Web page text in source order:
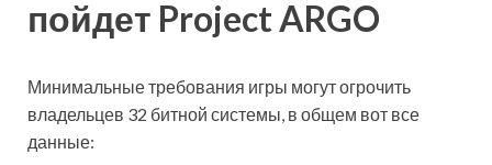
пойдет Project ARGO
Минимальные требования игры могут огрочить
владельцев 32 битной системы, в общем вот все
данные: